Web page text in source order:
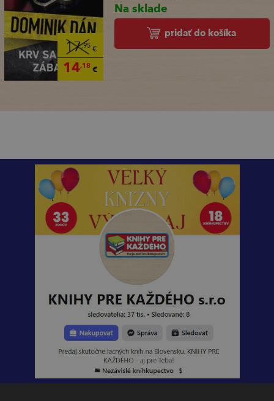
17,95€
14,18€
Na sklade
pridať do košíka